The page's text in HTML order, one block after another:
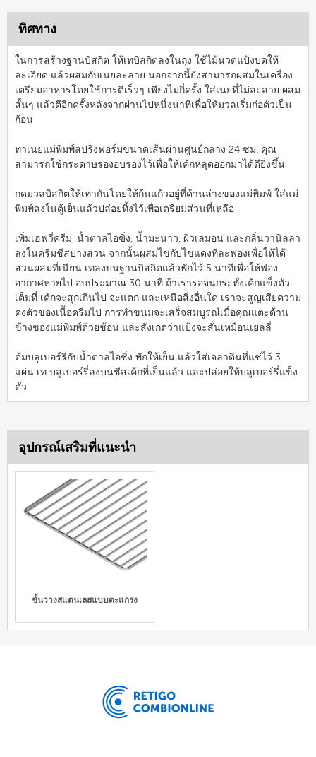
ทิศทาง
ในการสร้างฐานบิสกิต ให้เทบิสกิตลงในถุง ใช้ไม้นวดแป้งบดให้
ละเอียด แล้วผสมกับเนยละลาย นอกจากนี้ยังสามารถผสมในเครื่อง
เตรียมอาหารโดยใช้การตีเร็วๆ เพียงไม่กี่ครั้ง ใส่เนยที่ไม่ละลาย ผสม
สั้นๆ แล้วตีอีกครั้งหลังจากผ่านไปหนึ่งนาทีเพื่อให้มวลเริ่มก่อตัวเป็น
ก้อน
ทาเนยแม่พิมพ์สปริงฟอร์มขนาดเส้นผ่านศูนย์กลาง 24 ซม. คุณ
สามารถใช้กระดาษรองอบรองไว้เพื่อให้เค้กหลุดออกมาได้ดียิ่งขึ้น
กดมวลบิสกิตให้เท่ากันโดยให้ก้นแก้วอยู่ที่ด้านล่างของแม่พิมพ์ ใส่แม่
พิมพ์ลงในตู้เย็นแล้วปล่อยทิ้งไว้เพื่อเตรียมส่วนที่เหลือ
เพิ่มเฮฟวี่ครีม, น้ำตาลไอฃิ่ง, น้ำมะนาว, ผิวเลมอน และกลิ่นวานิลลา
ลงในครีมชีสบางส่วน จากนั้นผสมไข่กับไข่แดงทีละฟองเพื่อให้ได้
ส่วนผสมที่เนียน เทลงบนฐานบิสกิตแล้วพักไว้ 5 นาทีเพื่อให้ฟอง
อากาศหายไป อบประมาณ 30 นาที ถ้าเรารอจนกระทั่งเค้กแข็งตัว
เต็มที่ เค้กจะสุกเกินไป จะแตก และเหนือสิ่งอื่นใด เราจะสูญเสียความ
คงตัวของเนื้อครีมไป การทำขนมจะเสร็จสมบูรณ์เมื่อคุณแตะด้าน
ข้างของแม่พิมพ์ด้วยช้อน และสังเกตว่าแป้งจะสั่นเหมือนเยลลี่
ต้มบลูเบอร์รี่กับน้ำตาลไอซิ่ง พักให้เย็น แล้วใส่เจลาตินที่แช่ไว้ 3
แผ่น เท บลูเบอร์รี่ลงบนชีสเค้กที่เย็นแล้ว และปล่อยให้บลูเบอร์รี่แข็ง
ตัว
อุปกรณ์เสริมที่แนะนำ
ชั้นวางสแตนเลสแบบตะแกรง